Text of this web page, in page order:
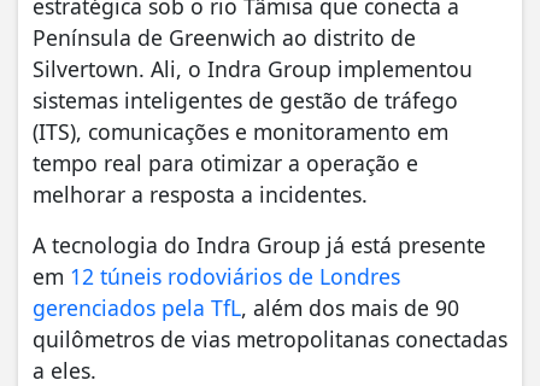
estratégica sob o rio Tâmisa que conecta a
Península de Greenwich ao distrito de
Silvertown. Ali, o Indra Group implementou
sistemas inteligentes de gestão de tráfego
(ITS), comunicações e monitoramento em
tempo real para otimizar a operação e
melhorar a resposta a incidentes.
A tecnologia do Indra Group já está presente
em 12 túneis rodoviários de Londres
gerenciados pela TfL, além dos mais de 90
quilômetros de vias metropolitanas conectadas
a eles.